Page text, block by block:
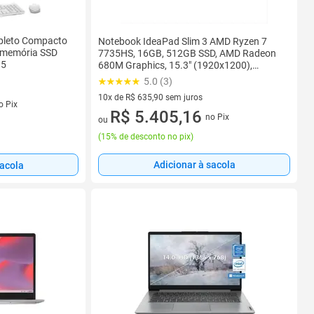
Compacto
SSD
Pix
Notebook IdeaPad Slim 3 AMD Ryzen 7
7735HS, 16GB, 512GB SSD, AMD Radeon
680M Graphics, 15.3" (1920x1200),
Windows 11, 83MM0002BO
5.0 (3)
10x de R$ 635,90 sem juros
10 vez de R$ 635,90 sem juros
ou R$ 5.405,16 no Pix
(15% de desconto no pix)
Adicionar à sacola